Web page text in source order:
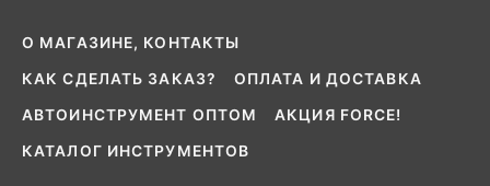
О МАГАЗИНЕ, КОНТАКТЫ
КАК СДЕЛАТЬ ЗАКАЗ? ОПЛАТА И ДОСТАВКА
АВТОИНСТРУМЕНТ ОПТОМ АКЦИЯ FORCE!
КАТАЛОГ ИНСТРУМЕНТОВ